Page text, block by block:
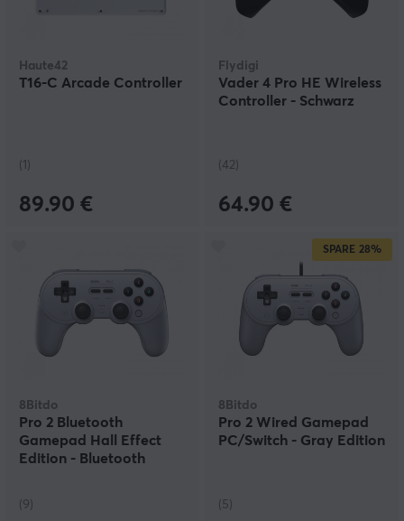
Haute42
T16-C Arcade Controller
(1)
89.90 €
Flydigi
Vader 4 Pro HE Wireless
Controller - Schwarz
(42)
64.90 €
8Bitdo
Pro 2 Bluetooth
Gamepad Hall Effect
Edition - Bluetooth
(9)
SPARE 28%
8Bitdo
Pro 2 Wired Gamepad
PC/Switch - Gray Edition
(5)